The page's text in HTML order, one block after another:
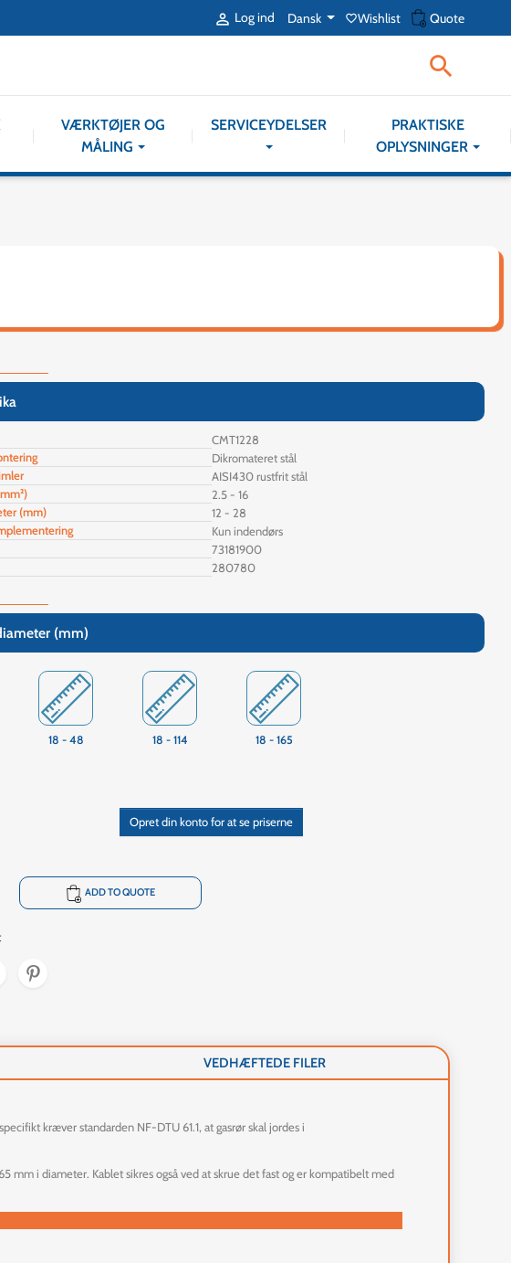
 Log ind Dansk favorite_borderWishlist shopping_cart Quote

VÆRKTØJER OG
MÅLING
SERVICEYDELSER
PRAKTISKE
OPLYSNINGER
CMT1228
Dikromateret stål
AISI430 rustfrit stål
2.5 - 16
(mm)
12 - 28
Kun indendørs
73181900
280780
(mm)
18 - 48 18 - 114 18 - 165
Opret din konto for at se priserne
shopping_cart ADD TO QUOTE
VEDHÆFTEDE FILER
kræver standarden NF-DTU 61.1, at gasrør skal jordes i
mm i diameter. Kablet sikres også ved at skrue det fast og er kompatibelt med